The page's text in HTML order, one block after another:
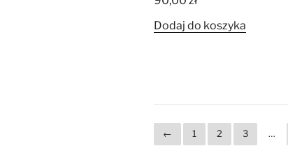
Dodaj do koszyka
← 1 2 3 …